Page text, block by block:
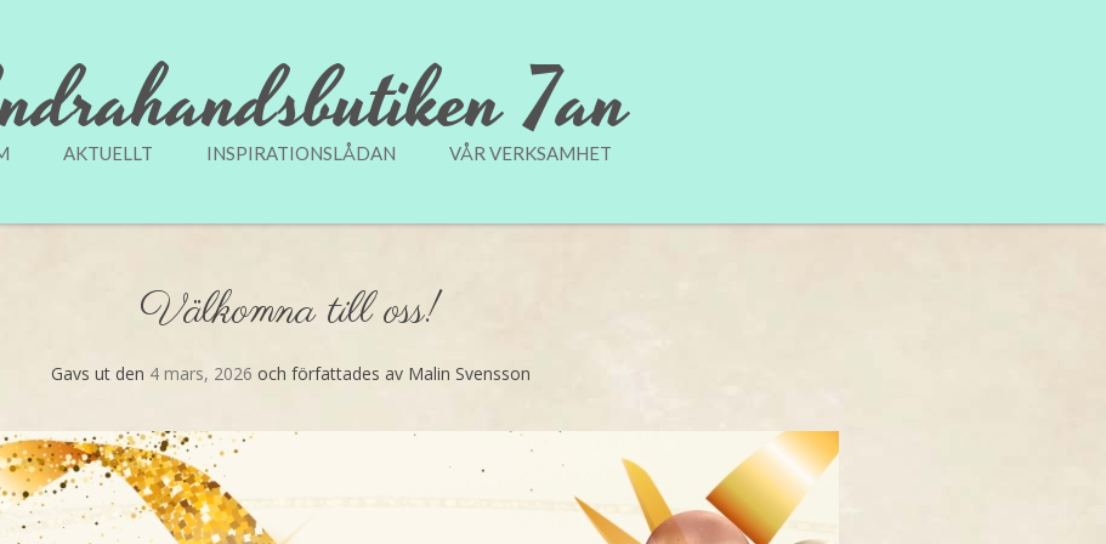
7an
Hoppa till innehåll
AKTUELLT INSPIRATIONSLÅDAN VÅR VERKSAMHET
Välkomna till oss!
Gavs ut den 4 mars, 2026 och författades av Malin Svensson